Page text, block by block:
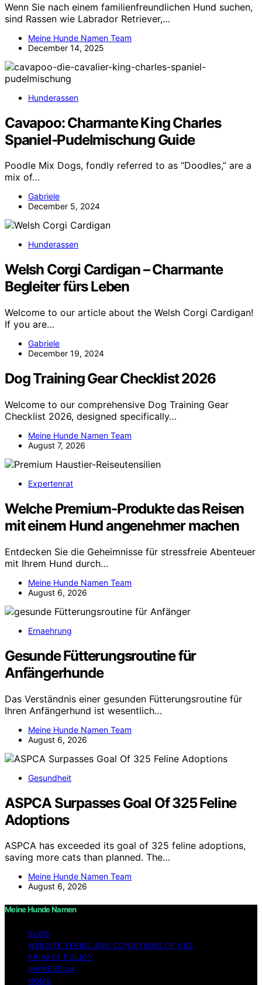
Wenn Sie nach einem familienfreundlichen Hund suchen,
sind Rassen wie Labrador Retriever,…
Meine Hunde Namen Team
December 14, 2025
Hunderassen
Cavapoo: Charmante King Charles
Spaniel-Pudelmischung Guide
Poodle Mix Dogs, fondly referred to as “Doodles,” are a
mix of…
Gabriele
December 5, 2024
Hunderassen
Welsh Corgi Cardigan – Charmante
Begleiter fürs Leben
Welcome to our article about the Welsh Corgi Cardigan!
If you are…
Gabriele
December 19, 2024
Dog Training Gear Checklist 2026
Welcome to our comprehensive Dog Training Gear
Checklist 2026, designed specifically…
Meine Hunde Namen Team
August 7, 2026
Expertenrat
Welche Premium-Produkte das Reisen
mit einem Hund angenehmer machen
Entdecken Sie die Geheimnisse für stressfreie Abenteuer
mit Ihrem Hund durch…
Meine Hunde Namen Team
August 6, 2026
Ernaehrung
Gesunde Fütterungsroutine für
Anfängerhunde
Das Verständnis einer gesunden Fütterungsroutine für
Ihren Anfängerhund ist wesentlich…
Meine Hunde Namen Team
August 6, 2026
Gesundheit
ASPCA Surpasses Goal Of 325 Feline
Adoptions
ASPCA has exceeded its goal of 325 feline adoptions,
saving more cats than planned. The…
Meine Hunde Namen Team
August 6, 2026
Meine Hunde Namen
BLOG
WEBSITE TERMS AND CONDITIONS OF USE
PRIVACY POLICY
IMPRESSUM
HOME